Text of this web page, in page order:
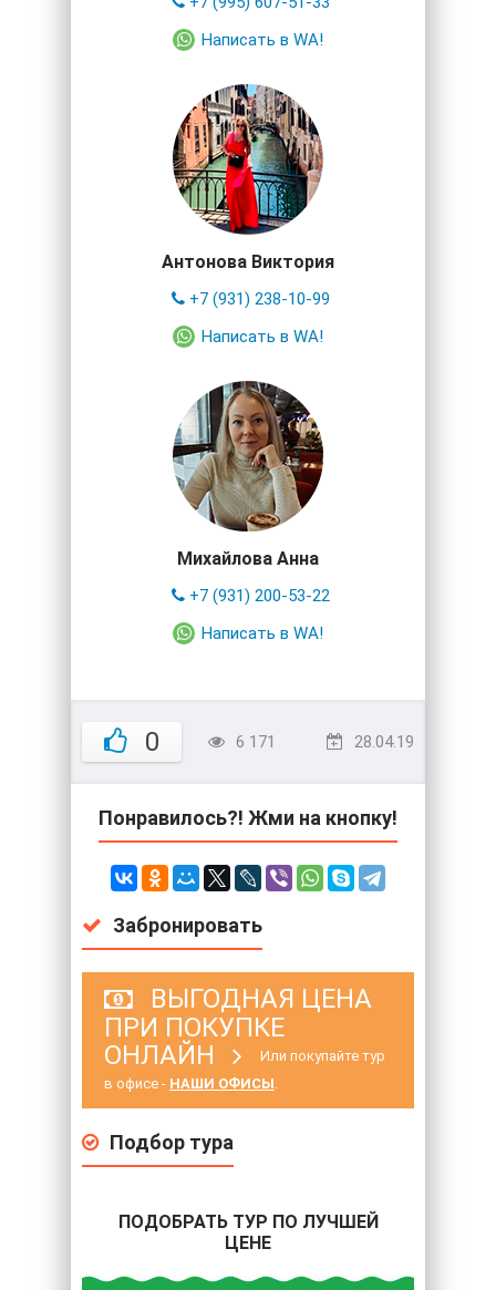
Написать в WA!
Антонова Виктория
+7 (931) 238-10-99
Написать в WA!
Михайлова Анна
+7 (931) 200-53-22
Написать в WA!
0 6 171 28.04.19
Понравилось?! Жми на кнопку!
Забронировать
ВЫГОДНАЯ ЦЕНА
ПРИ ПОКУПКЕ
ОНЛАЙН
Или покупайте тур
в офисе - НАШИ ОФИСЫ.
Подбор тура
ПОДОБРАТЬ ТУР ПО ЛУЧШЕЙ
ЦЕНЕ